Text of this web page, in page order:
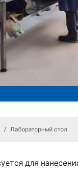
Лабораторный стол
для